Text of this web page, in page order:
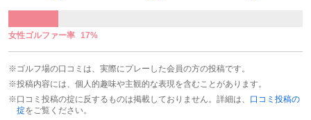
女性ゴルファー率 17%
※ゴルフ場の口コミは、実際にプレーした会員の方の投稿です。
※投稿内容には、個人的趣味や主観的な表現を含むことがあります。
※口コミ投稿の掟に反するものは掲載しておりません。詳細は、 口コミ投稿の
掟をご覧ください。